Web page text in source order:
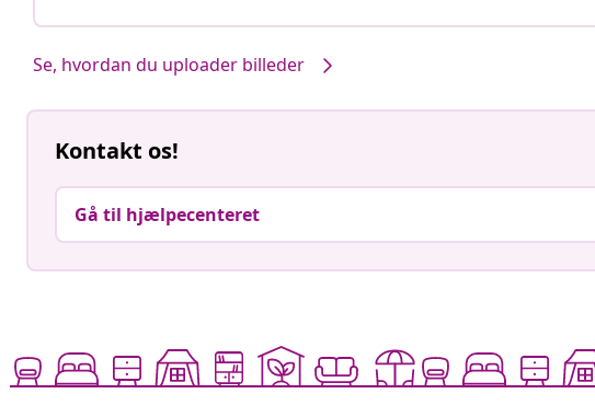
Se, hvordan du uploader billeder
Kontakt os!
Gå til hjælpecenteret